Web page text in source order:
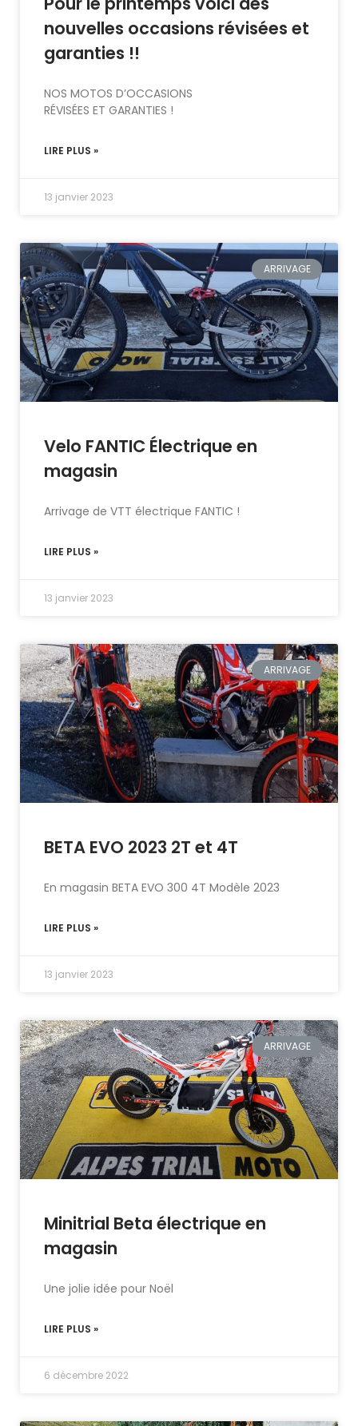
nouvelles occasions révisées et
garanties !!
NOS MOTOS D’OCCASIONS
RÉVISÉES ET GARANTIES !
LIRE PLUS »
13 janvier 2023
ARRIVAGE
Velo FANTIC Électrique en
magasin
Arrivage de VTT électrique FANTIC !
LIRE PLUS »
13 janvier 2023
ARRIVAGE
BETA EVO 2023 2T et 4T
En magasin BETA EVO 300 4T Modèle 2023
LIRE PLUS »
13 janvier 2023
ARRIVAGE
Minitrial Beta électrique en
magasin
Une jolie idée pour Noël
LIRE PLUS »
6 décembre 2022